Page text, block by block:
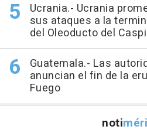
Ucrania.- Ucrania
sus ataques a la
del Oleoducto del
Guatemala.- Las
anuncian el fin de la
Fuego
noti